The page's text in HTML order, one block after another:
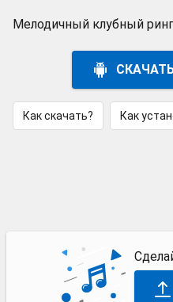
Мелодичный клубный
Как скачать? Как